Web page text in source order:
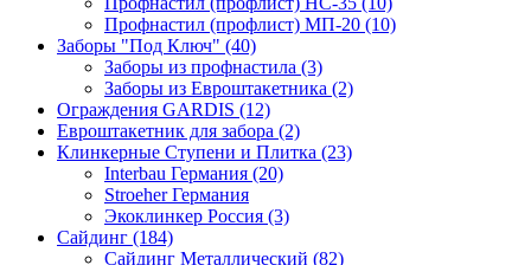
Профнастил (профлист) МП-20 (10)
Заборы "Под Ключ" (40)
Заборы из профнастила (3)
Заборы из Евроштакетника (2)
Ограждения GARDIS (12)
Евроштакетник для забора (2)
Клинкерные Ступени и Плитка (23)
Interbau Германия (20)
Stroeher Германия
Экоклинкер Россия (3)
Сайдинг (184)
Сайдинг Металлический (82)